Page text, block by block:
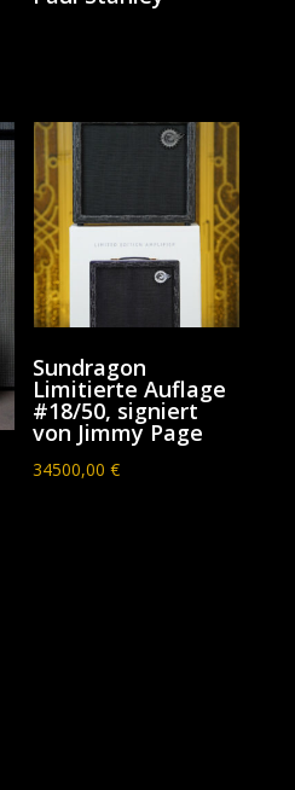
Sundragon
Limitierte Auflage
#18/50, signiert
von Jimmy Page
34500,00€